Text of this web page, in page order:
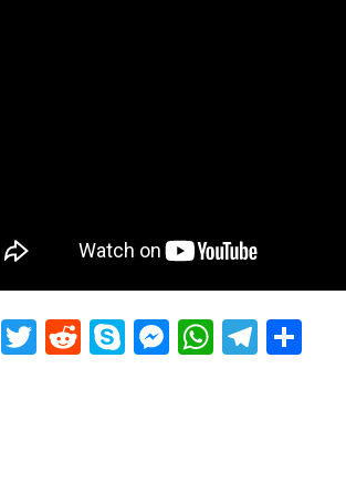
Facebook
Twitter
RedditSkypeMessenger